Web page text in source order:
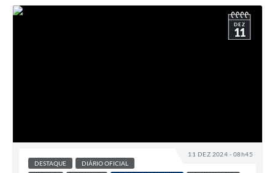
11 DEZ 2024 - 08h45
DEZ
11
DESTAQUE
DIÁRIO OFICIAL